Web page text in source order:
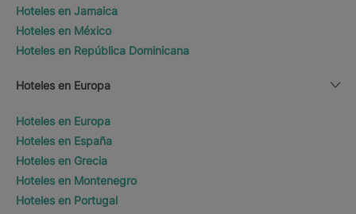
Hoteles en Jamaica
Hoteles en México
Hoteles en República Dominicana
Hoteles en Europa
Hoteles en Europa
Hoteles en España
Hoteles en Grecia
Hoteles en Montenegro
Hoteles en Portugal